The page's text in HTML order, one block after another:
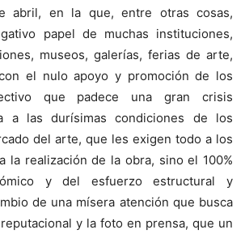
abril, en la que, entre otras cosas,
papel de muchas instituciones,
museos, galerías, ferias de arte,
el nulo apoyo y promoción de los
que padece una gran crisis
a las durísimas condiciones de los
del arte, que les exigen todo a los
la realización de la obra, sino el 100%
y del esfuerzo estructural y
de una mísera atención que busca
y la foto en prensa, que un